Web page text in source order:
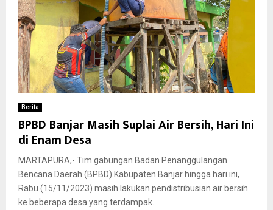
Berita
BPBD Banjar Masih Suplai Air Bersih, Hari Ini
di Enam Desa
MARTAPURA,- Tim gabungan Badan Penanggulangan
Bencana Daerah (BPBD) Kabupaten Banjar hingga hari ini,
Rabu (15/11/2023) masih lakukan pendistribusian air bersih
ke beberapa desa yang terdampak...